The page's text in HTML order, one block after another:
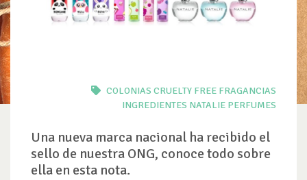
COLONIAS CRUELTY FREE FRAGANCIAS
INGREDIENTES NATALIE PERFUMES
Una nueva marca nacional ha recibido el
sello de nuestra ONG, conoce todo sobre
ella en esta nota.